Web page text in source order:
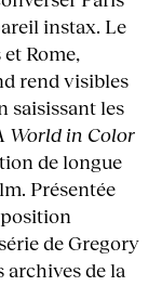
instax. Le
Rome,
rend visibles
saisissant les
World in Color
de longue
Présentée
de Gregory
archives de la